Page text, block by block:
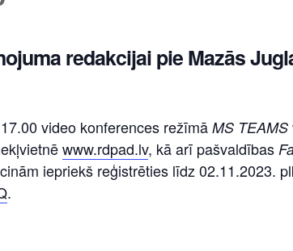
redakcijai pie Mazās
video konferences režīmā MS TEAMS
www.rdpad.lv, kā arī pašvaldības
iepriekš reģistrēties līdz 02.11.2023.
.